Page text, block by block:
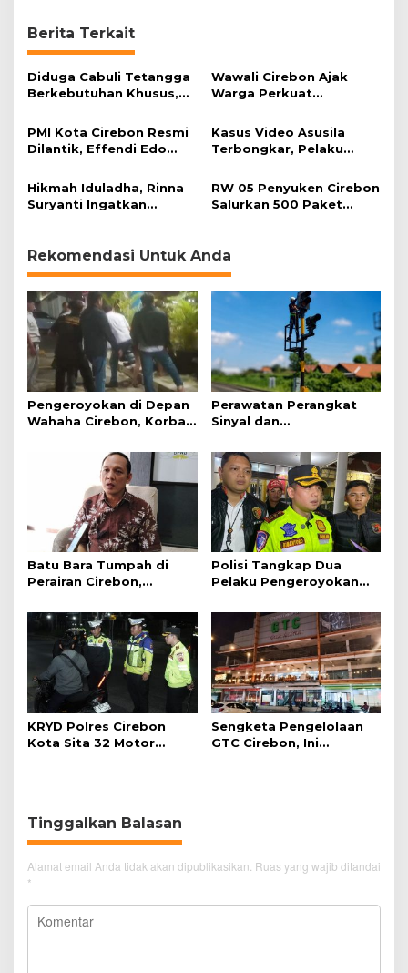
Berita Terkait
Diduga Cabuli Tetangga
Berkebutuhan Khusus,
Wawali Cirebon Ajak
Warga Perkuat
Momentum Harjad ke-
599
PMI Kota Cirebon Resmi
Dilantik, Effendi Edo
Bencana
Kasus Video Asusila
Terbongkar, Pelaku
Korban Baru
Hikmah Iduladha, Rinna
Suryanti Ingatkan
RW 05 Penyuken Cirebon
Salurkan 500 Paket
Rekomendasi Untuk Anda
Pengeroyokan di Depan
Wahaha Cirebon, Korban
Perawatan Perangkat
Sinyal dan
Perjalanan Kereta Api
Batu Bara Tumpah di
Perairan Cirebon,
Hijau
Polisi Tangkap Dua
Pelaku Pengeroyokan
KRYD Polres Cirebon
Kota Sita 32 Motor
Sengketa Pengelolaan
GTC Cirebon, Ini
Tinggalkan Balasan
Alamat email Anda tidak akan dipublikasikan. Ruas yang wajib ditandai
*